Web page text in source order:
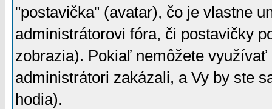
"postavička" (avatar), čo je vlastne
administrátorovi fóra, či postavičky
zobrazia). Pokiaľ nemôžete
administrátori zakázali, a Vy by ste
hodia).